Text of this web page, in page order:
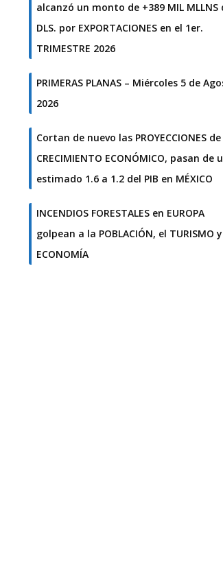
alcanzó un monto de +389 MIL MLLNS
DLS. por EXPORTACIONES en el 1er.
TRIMESTRE 2026
PRIMERAS PLANAS – Miércoles 5 de
2026
Cortan de nuevo las PROYECCIONES de
CRECIMIENTO ECONÓMICO, pasan de
estimado 1.6 a 1.2 del PIB en MÉXICO
INCENDIOS FORESTALES en EUROPA
golpean a la POBLACIÓN, el TURISMO
ECONOMÍA